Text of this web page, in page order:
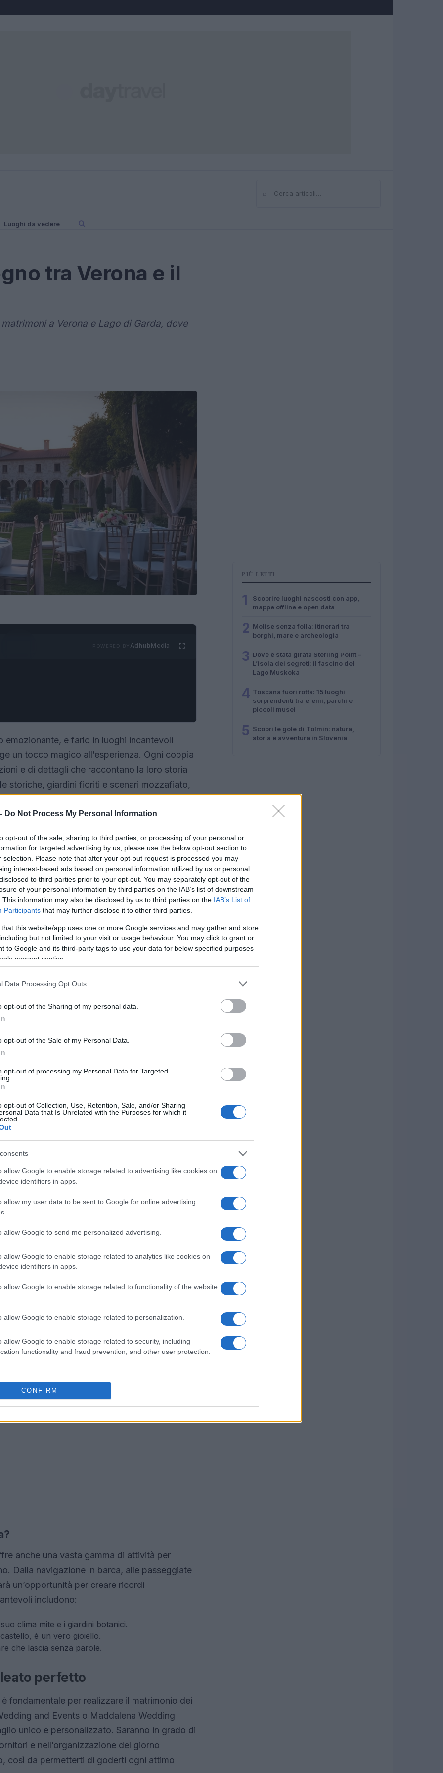
Do Not Process My Personal Information
opt-out of the sale, sharing to third parties, or processing of your personal or
for targeted advertising by us, please use the below opt-out section to
selection. Please note that after your opt-out request is processed you may
interest-based ads based on personal information utilized by us or personal
to third parties prior to your opt-out. You may separately opt-out of the
of your personal information by third parties on the IAB’s list of downstream
This information may also be disclosed by us to third parties on the IAB’s List of
Participants that may further disclose it to other third parties.
that this website/app uses one or more Google services and may gather and store
but not limited to your visit or usage behaviour. You may click to grant or
to Google and its third-party tags to use your data for below specified purposes
consent section.
Data Processing Opt Outs
opt-out of the Sharing of my personal data.
opt-out of the Sale of my Personal Data.
opt-out of processing my Personal Data for Targeted
opt-out of Collection, Use, Retention, Sale, and/or Sharing
Data that Is Unrelated with the Purposes for which it
allow Google to enable storage related to advertising like cookies on
identifiers in apps.
allow my user data to be sent to Google for online advertising
allow Google to send me personalized advertising.
allow Google to enable storage related to analytics like cookies on
identifiers in apps.
allow Google to enable storage related to functionality of the website
allow Google to enable storage related to personalization.
allow Google to enable storage related to security, including
functionality and fraud prevention, and other user protection.
CONFIRM
Cerca
Luoghi da vedere
tra Verona e il
a Verona e Lago di Garda, dove
AdhubMedia
emozionante, e farlo in luoghi incantevoli
un tocco magico all’esperienza. Ogni coppia
e di dettagli che raccontano la loro storia
storiche, giardini fioriti e scenari mozzafiato,
e i suoi paesaggi da cartolina, è il luogo
offre una varietà di location che spaziano
agriturismi immersi nella natura. Ogni
tua può unirsi a questa tradizione. Inoltre,
alta qualità, potrai deliziare i tuoi ospiti con
che offre un’atmosfera unica.
che mescola eleganza e storia.
che incanta con la sua bellezza.
naturale
in un vero e proprio paradiso per le coppie in
del lago offrono una varietà di location
tolgono il fiato. Le ville storiche e i resort di
elegante e raffinato, mentre le
più intima e accogliente.
anche una vasta gamma di attività per
Dalla navigazione in barca, alle passeggiate
un’opportunità per creare ricordi
includono:
clima mite e i giardini botanici.
è un vero gioiello.
che lascia senza parole.
perfetto
fondamentale per realizzare il matrimonio dei
and Events o Maddalena Wedding
unico e personalizzato. Saranno in grado di
e nell’organizzazione del giorno
così da permetterti di goderti ogni attimo
PIÙ LETTI
1
Scoprire luoghi nascosti con app,
mappe offline e open data
2 Molise senza folla: itinerari tra
borghi, mare e archeologia
3 Dove è stata girata Sterling Point –
L’isola dei segreti: il fascino del
Lago Muskoka
4 Toscana fuori rotta: 15 luoghi
sorprendenti tra eremi, parchi e
piccoli musei
5 Scopri le gole di Tolmin: natura,
storia e avventura in Slovenia